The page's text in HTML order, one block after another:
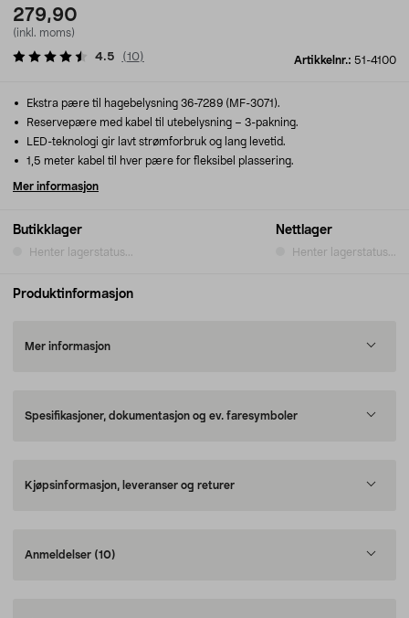
279,90
(inkl. moms)
Artikkelnr.: 51-4100
4.5 (10)
Butikklager
Henter lagerstatus...
Nettlager
Henter lagerstatus...
Ekstra pære til hagebelysning 36-7289 (MF-3071).
Reservepære med kabel til utebelysning – 3-pakning.
LED-teknologi gir lavt strømforbruk og lang levetid.
1,5 meter kabel til hver pære for fleksibel plassering.
Mer informasjon
Produktinformasjon
Mer informasjon
Spesifikasjoner, dokumentasjon og ev. faresymboler
Kjøpsinformasjon, leveranser og returer
Anmeldelser (10)